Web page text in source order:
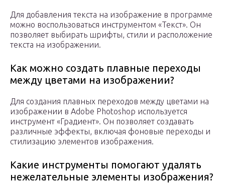
Для добавления текста на изображение в программе
можно воспользоваться инструментом «Текст». Он
позволяет выбирать шрифты, стили и расположение
текста на изображении.
Как можно создать плавные переходы
между цветами на изображении?
Для создания плавных переходов между цветами на
изображении в Adobe Photoshop используется
инструмент «Градиент». Он позволяет создавать
различные эффекты, включая фоновые переходы и
стилизацию элементов изображения.
Какие инструменты помогают удалять
нежелательные элементы изображения?